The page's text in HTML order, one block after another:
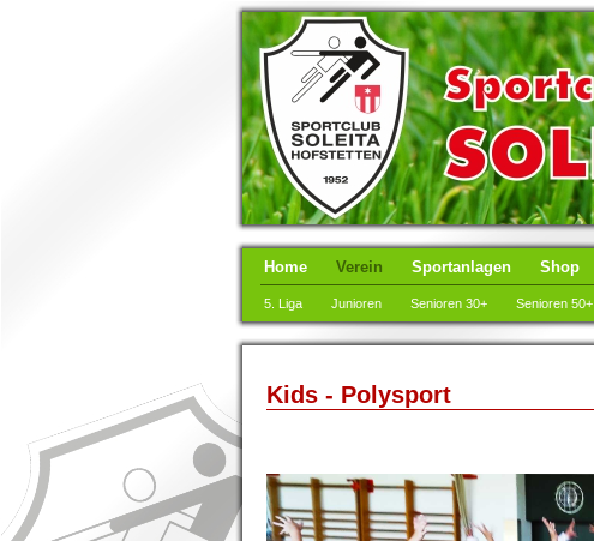
Home Verein Sportanlagen Shop
5. Liga Junioren Senioren 30+ Senioren 50+
Kids - Polysport